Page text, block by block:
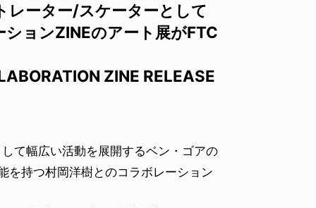
レーター/スケーターとして
ョンZINEのアート展がFTC
ZINE RELEASE
て幅広い活動を展開するベン・ゴアの
を持つ村岡洋樹とのコラボレーション